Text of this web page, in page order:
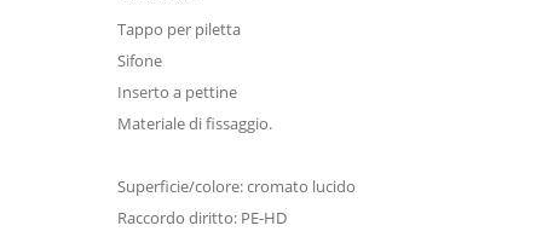
Tappo per piletta
Sifone
Inserto a pettine
Materiale di fissaggio.
Superficie/colore: cromato lucido
Raccordo diritto: PE-HD